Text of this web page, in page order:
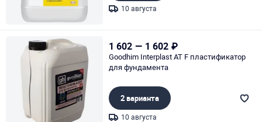
10 августа
1 602 — 1 602 ₽
Goodhim Interplast AT F пластификатор
для фундамента
2 варианта
10 августа